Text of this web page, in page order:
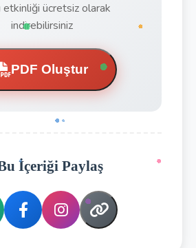
ücretsiz olarak
indirebilirsiniz
PDF Oluştur
İçeriği Paylaş